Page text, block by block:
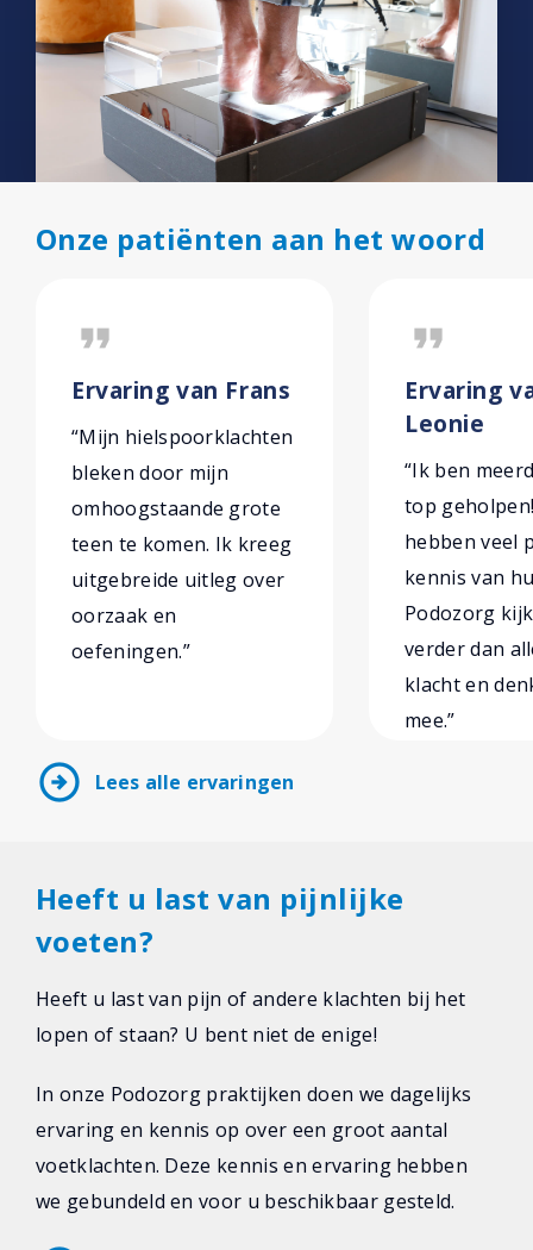
Onze patiënten aan het woord
format_quote
Ervaring van Frans
“Mijn hielspoorklachten
bleken door mijn
omhoogstaande grote
teen te komen. Ik kreeg
uitgebreide uitleg over
oorzaak en
oefeningen.”
format_quote
Ervaring
Leonie
“Ik ben
top
hebben veel
kennis van
Podozorg
verder dan
klacht en
mee.”
arrow_circle_right Lees alle ervaringen
Heeft u last van pijnlijke
voeten?
Heeft u last van pijn of andere klachten bij het
lopen of staan? U bent niet de enige!
In onze Podozorg praktijken doen we dagelijks
ervaring en kennis op over een groot aantal
voetklachten. Deze kennis en ervaring hebben
we gebundeld en voor u beschikbaar gesteld.